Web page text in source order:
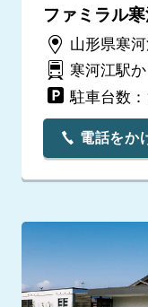
ファミラル
山形県寒
寒河江駅
駐車台数
電話をか